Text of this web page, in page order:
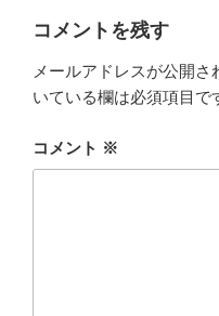
コメントを残す
メールアドレスが公開さ
いている欄は必須項目で
コメント ※